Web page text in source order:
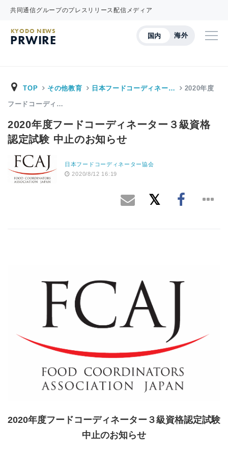
共同通信グループのプレスリリース配信メディア
国内 海外
KYODO NEWS
PRWIRE
TOP その他教育 日本フードコーディネー… 2020年度
フードコーディ…
2020年度フードコーディネーター３級資格
認定試験 中止のお知らせ
日本フードコーディネーター協会
2020/8/12 16:19
2020年度フードコーディネーター３級資格認定試験
中止のお知らせ